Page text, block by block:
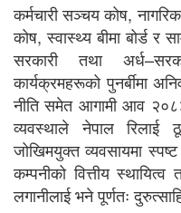
कर्मचारी सञ्चय कोष,
कोष, स्वास्थ्य बीमा बोर्ड र
सरकारी तथा
कार्यक्रमहरूको पुनर्बीमा
नीति समेत आगामी आव
व्यवस्थाले नेपाल रिलाई
जोखिमयुक्त व्यवसायमा
कम्पनीको वित्तीय
लगानीलाई भने पूर्णतः